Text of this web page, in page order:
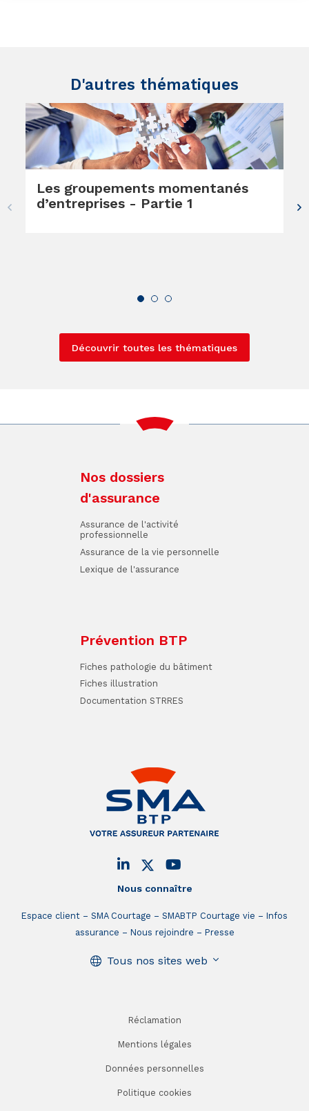
D'autres thématiques
Les groupements momentanés
d’entreprises - Partie 1
Découvrir toutes les thématiques
Nous connaître
Espace client SMA Courtage SMABTP Courtage vie
Infos
assurance
Nous rejoindre Presse
Tous nos sites web
Nos dossiers
d'assurance
Assurance de l'activité
professionnelle
Assurance de la vie personnelle
Lexique de l'assurance
Prévention BTP
Fiches pathologie du bâtiment
Fiches illustration
Documentation STRRES
Réclamation
Mentions légales
Données personnelles
Politique cookies